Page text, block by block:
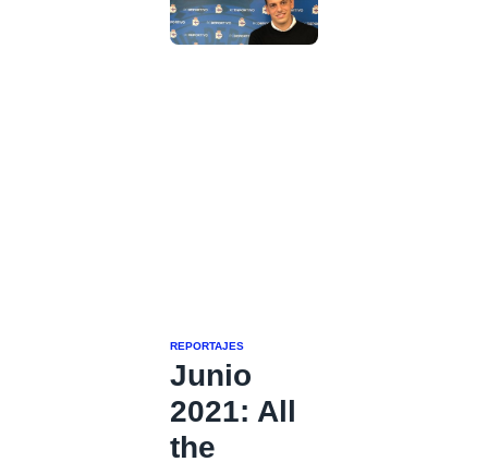
REPORTAJES
Junio
2021: All
the